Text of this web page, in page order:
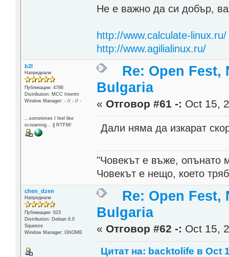
Не е важно да си добър,
http://www.calculate-linux.ru/
http://www.agilialinux.ru/
b2l
Напреднали
Публикации: 4786
Distribution: MCC Interim
Window Manager: - // - // -
...sometimes I feel like
screaming... || RTFM!
Re: Open Fest,
Bulgaria
« Отговор #61 -: Oct 15,
Дали няма да изкарат
"Човекът е въже, опънато
Човекът е нещо, което
chen_dzen
Напреднали
Публикации: 623
Distribution: Debian 6.0
Squeeze
Window Manager: GNOME
Re: Open Fest,
Bulgaria
« Отговор #62 -: Oct 15,
Цитат на: backtolife в Oct